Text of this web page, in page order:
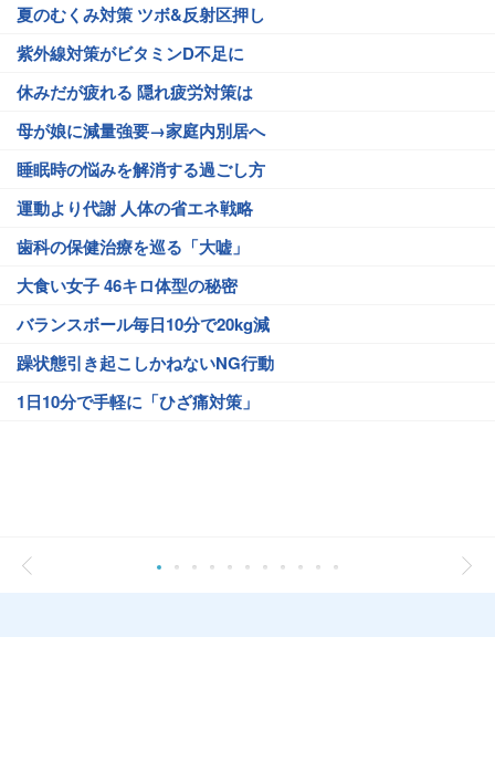
夏のむくみ対策 ツボ&反射区押し
紫外線対策がビタミンD不足に
休みだが疲れる 隠れ疲労対策は
母が娘に減量強要→家庭内別居へ
睡眠時の悩みを解消する過ごし方
運動より代謝 人体の省エネ戦略
歯科の保健治療を巡る「大嘘」
大食い女子 46キロ体型の秘密
バランスボール毎日10分で20kg減
躁状態引き起こしかねないNG行動
1日10分で手軽に「ひざ痛対策」